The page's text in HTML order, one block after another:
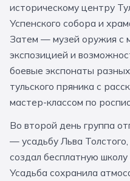
Наука и техника
Шоколадные фабрики
За кулисами театров
Усадьбы и
Народные промыслы
Квесты Мастер-
🎓 ПО КЛАССАМ
Сергиев-Посад
Тверь Самара
Великий Новгород
Рязань Мурманск
историческому центру
Успенского собора и
Затем — музей оружия с
экспозицией и
боевые экспонаты
тульского пряника с
мастер-классом по
Во второй день группа
— усадьбу Льва
создал бесплатную школу
Усадьба сохранила